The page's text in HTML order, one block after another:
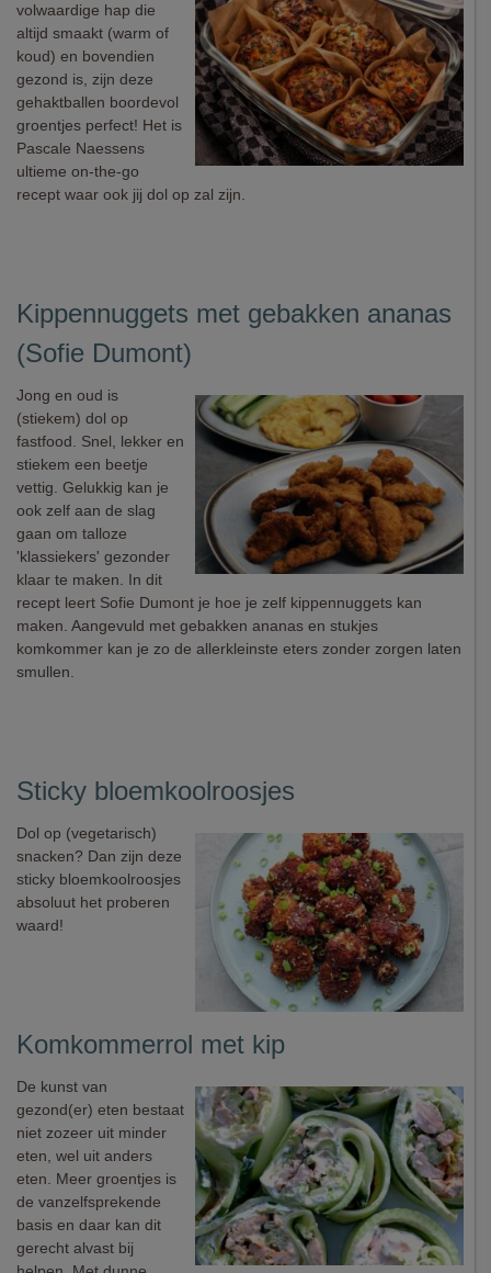
volwaardige hap die
altijd smaakt (warm of
koud) en bovendien
gezond is, zijn deze
gehaktballen boordevol
groentjes perfect! Het is
Pascale Naessens
ultieme on-the-go
recept waar ook jij dol op zal zijn.
Kippennuggets met gebakken ananas
(Sofie Dumont)
Jong en oud is
(stiekem) dol op
fastfood. Snel, lekker en
stiekem een beetje
vettig. Gelukkig kan je
ook zelf aan de slag
gaan om talloze
'klassiekers' gezonder
klaar te maken. In dit
recept leert Sofie Dumont je hoe je zelf kippennuggets kan
maken. Aangevuld met gebakken ananas en stukjes
komkommer kan je zo de allerkleinste eters zonder zorgen laten
smullen.
Sticky bloemkoolroosjes
Dol op (vegetarisch)
snacken? Dan zijn deze
sticky bloemkoolroosjes
absoluut het proberen
waard!
Komkommerrol met kip
De kunst van
gezond(er) eten bestaat
niet zozeer uit minder
eten, wel uit anders
eten. Meer groentjes is
de vanzelfsprekende
basis en daar kan dit
gerecht alvast bij